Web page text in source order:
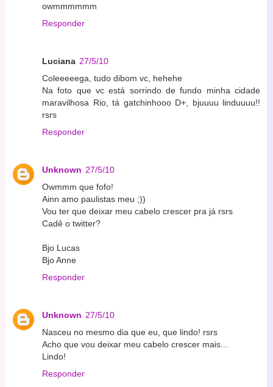
owmmmmmm
Responder
Luciana 27/5/10
Coleeeeega, tudo dibom vc, hehehe
Na foto que vc está sorrindo de fundo minha cidade
maravilhosa Rio, tá gatchinhooo D+, bjuuuu linduuuu!!
rsrs
Responder
Unknown 27/5/10
Owmmm que fofo!
Ainn amo paulistas meu ;))
Vou ter que deixar meu cabelo crescer pra já rsrs
Cadê o twitter?
Bjo Lucas
Bjo Anne
Responder
Unknown 27/5/10
Nasceu no mesmo dia que eu, que lindo! rsrs
Acho que vou deixar meu cabelo crescer mais...
Lindo!
Responder